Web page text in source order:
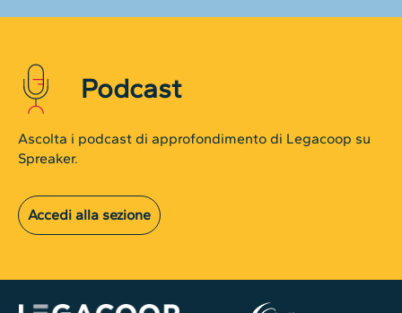
Podcast
Ascolta i podcast di approfondimento di Legacoop su
Spreaker.
Accedi alla sezione